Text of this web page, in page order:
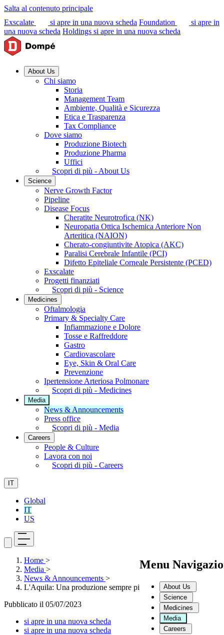
Salta al contenuto principale
Exscalate
si apre in una nuova scheda Foundation
si apre in
una nuova scheda Holdings si apre in una nuova scheda
About Us
Chi siamo
Storia
Management Team
Ambiente, Qualità e Sicurezza
Etica e Trasparenza
Tax Compliance
Dove siamo
Produzione Biotech
Produzione Pharma
Uffici
Scopri di più - About Us
Science
Nerve Growth Factor
Pipeline
Disease Focus
Cheratite Neurotrofica (NK)
Neuropatia Ottica Ischemica Anteriore Non
Arteritica (NAION)
Cherato-congiuntivite Atopica (AKC)
Paralisi Cerebrale Infantile (PCI)
Difetto Epiteliale Corneale Persistente (PCED)
Exscalate
Progetti finanziati
Scopri di più - Science
Medicines
Oftalmologia
Primary & Specialty Care
Infiammazione e Dolore
Tosse e Raffreddore
Gastro
Cardiovascolare
Eye, Skin & Oral Care
Prevenzione
Ipertensione Arteriosa Polmonare
Scopri di più - Medicines
Media
News & Announcements
Press office
Scopri di più - Media
Careers
People & Culture
Lavora con noi
Scopri di più - Careers
IT
Global
IT
US
Menu
About Us
Science
Medicines
Media
Careers
Home >
Media >
News & Announcements >
L'Aquila: Una produzione sempre più green e biotech
Pubblicato il 05/07/2023
si apre in una nuova scheda
si apre in una nuova scheda